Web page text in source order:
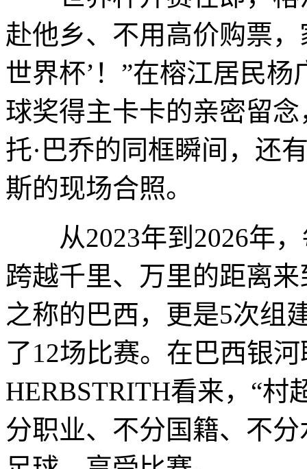
赴他乡、不用高价购票
世界杯’！”在榕江居民
球奖得主卡卡的亲密留
托·巴乔的同框瞬间，还
斯的现场合照。
从2023年到2026年，
跨越千里、万里的距离
之称的巴西，更是5次组
了12场比赛。在巴西银
HERBSTRITH看来，“村
分职业、不分国籍、不